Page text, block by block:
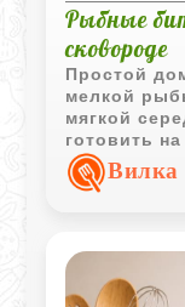
Рыбные
сковороде
Простой
мелкой
мягкой
готовить
сытного
Вилка